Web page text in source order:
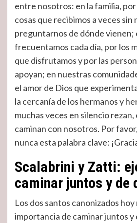
entre nosotros: en la familia,
cosas que recibimos a veces sin
preguntarnos de dónde vienen;
frecuentamos cada día, por los
que disfrutamos y por las
apoyan; en nuestras
el amor de Dios que
la cercanía de los hermanos y
muchas veces en silencio
caminan con nosotros. Por
nunca esta palabra clave:
Scalabrini y Zatti:
caminar juntos y de
Los dos santos canonizados
importancia de caminar juntos y